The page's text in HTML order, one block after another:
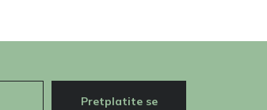
Pretplatite se